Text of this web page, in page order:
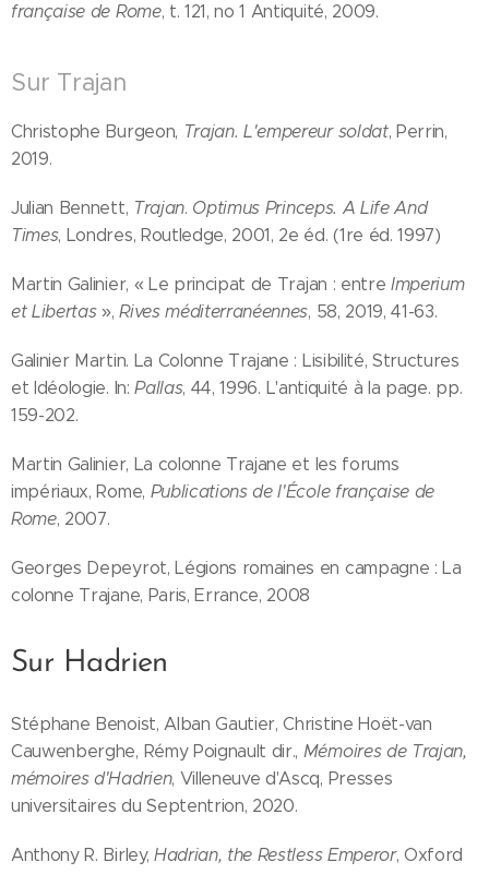
française de Rome, t. 121, no 1 Antiquité,‎ 2009.
Sur Trajan
Christophe Burgeon, Trajan. L'empereur soldat, Perrin,
2019.
Julian Bennett, Trajan. Optimus Princeps. A Life And
Times, Londres, Routledge, 2001, 2e éd. (1re éd. 1997)
Martin Galinier, « Le principat de Trajan : entre Imperium
et Libertas»,Rives méditerranéennes, 58, 2019, 41-63.
Galinier Martin. La Colonne Trajane : Lisibilité, Structures
et Idéologie. In:Pallas, 44, 1996. L'antiquité à la page. pp.
159-202.
Martin Galinier, La colonne Trajane et les forums
impériaux, Rome, Publications de l'École française de
Rome, 2007.
Georges Depeyrot, Légions romaines en campagne : La
colonne Trajane, Paris, Errance, 2008
Sur Hadrien
Stéphane Benoist, Alban Gautier, Christine Hoët-van
Cauwenberghe, Rémy Poignault dir., Mémoires de Trajan,
mémoires d'Hadrien, Villeneuve d'Ascq, Presses
universitaires du Septentrion, 2020.
Anthony R. Birley, Hadrian, the Restless Emperor, Oxford